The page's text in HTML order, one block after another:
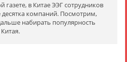
газете, в Китае ЭЭГ сотрудников
компаний. Посмотрим,
набирать популярность